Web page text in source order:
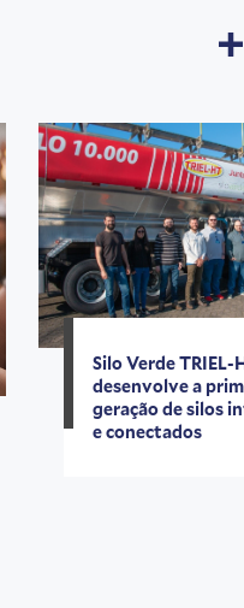
Silo Verde TRIEL-
desenvolve a
geração de silos
e conectados